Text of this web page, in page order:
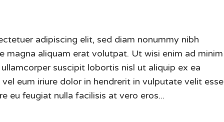
adipiscing elit, sed diam nonummy nibh
magna aliquam erat volutpat. Ut wisi enim ad minim
suscipit lobortis nisl ut aliquip ex ea
eum iriure dolor in hendrerit in vulputate velit esse
eu feugiat nulla facilisis at vero eros...